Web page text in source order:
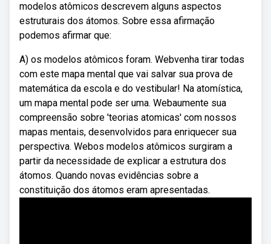
modelos atômicos descrevem alguns aspectos
estruturais dos átomos. Sobre essa afirmação
podemos afirmar que:
A) os modelos atômicos foram. Webvenha tirar todas
com este mapa mental que vai salvar sua prova de
matemática da escola e do vestibular! Na atomística,
um mapa mental pode ser uma. Webaumente sua
compreensão sobre 'teorias atomicas' com nossos
mapas mentais, desenvolvidos para enriquecer sua
perspectiva. Webos modelos atômicos surgiram a
partir da necessidade de explicar a estrutura dos
átomos. Quando novas evidências sobre a
constituição dos átomos eram apresentadas.